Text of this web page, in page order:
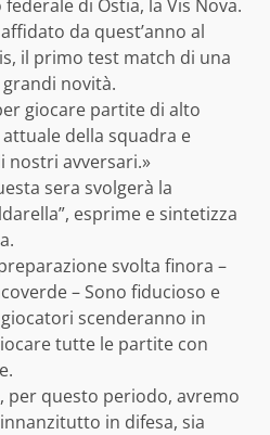
di Ostia, la Vis Nova.
da quest’anno al
il primo test match di una
novità.
giocare partite di alto
della squadra e
nostri avversari.»
sera svolgerà la
esprime e sintetizza
svolta finora –
– Sono fiducioso e
scenderanno in
tutte le partite con
per questo periodo, avremo
in difesa, sia